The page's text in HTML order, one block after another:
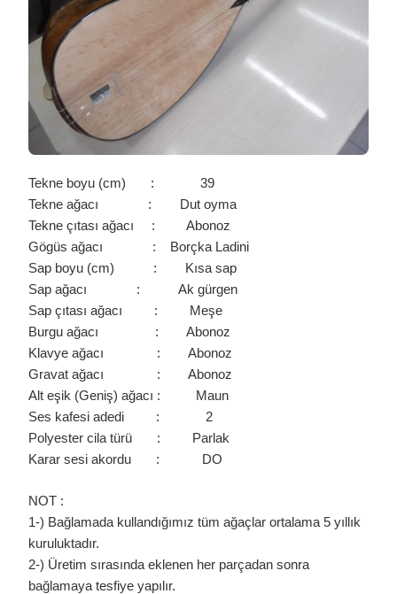
Tekne boyu (cm) : 39
Tekne ağacı : Dut oyma
Tekne çıtası ağacı : Abonoz
Gögüs ağacı : Borçka Ladini
Sap boyu (cm) : Kısa sap
Sap ağacı : Ak gürgen
Sap çıtası ağacı : Meşe
Burgu ağacı : Abonoz
Klavye ağacı : Abonoz
Gravat ağacı : Abonoz
Alt eşik (Geniş) ağacı : Maun
Ses kafesi adedi : 2
Polyester cila türü : Parlak
Karar sesi akordu : DO
NOT :
1-) Bağlamada kullandığımız tüm ağaçlar ortalama 5 yıllık
kuruluktadır.
2-) Üretim sırasında eklenen her parçadan sonra
bağlamaya tesfiye yapılır.